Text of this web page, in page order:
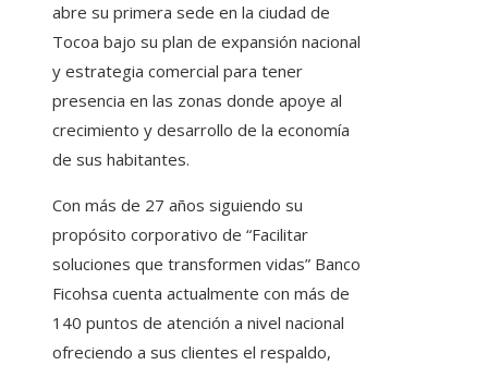
abre su primera sede en la ciudad de
Tocoa bajo su plan de expansión nacional
y estrategia comercial para tener
presencia en las zonas donde apoye al
crecimiento y desarrollo de la economía
de sus habitantes.
Con más de 27 años siguiendo su
propósito corporativo de “Facilitar
soluciones que transformen vidas” Banco
Ficohsa cuenta actualmente con más de
140 puntos de atención a nivel nacional
ofreciendo a sus clientes el respaldo,